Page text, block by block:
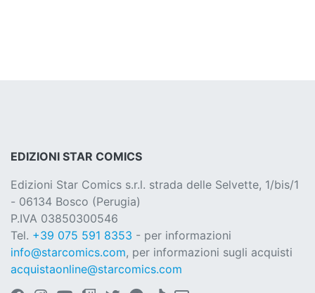
EDIZIONI STAR COMICS
Edizioni Star Comics s.r.l. strada delle Selvette, 1/bis/1
- 06134 Bosco (Perugia)
P.IVA 03850300546
Tel. +39 075 591 8353 - per informazioni
info@starcomics.com, per informazioni sugli acquisti
acquistaonline@starcomics.com